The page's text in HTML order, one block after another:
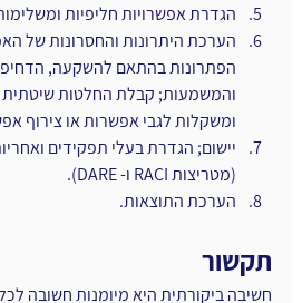
הגדרת אפשרויות חליפיות
הערכת היתרונות והחסרונות של
הפתרונות בהתאם להשקעה,
והמשמעות; קבלת החלטות שיטתית
ומשקלות לגבי אפשרות או צירוף
יישום; הגדרת בעלי תפקידים
(מטריצות RACI ו- DARE).
הערכת התוצאות.
תקשור
חשיבה ביקורתית היא מיומנות חשובה